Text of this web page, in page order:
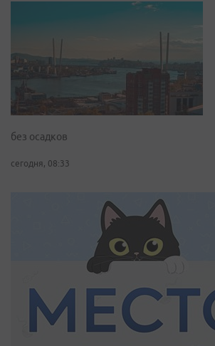
без осадков
сегодня, 08:33